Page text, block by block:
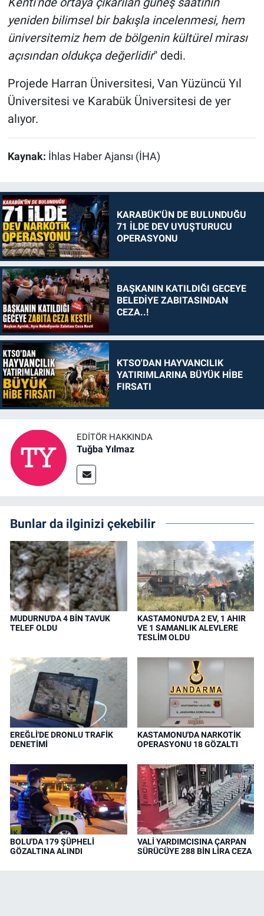
yeniden bilimsel bir bakışla incelenmesi, hem
üniversitemiz hem de bölgenin kültürel mirası
açısından oldukça değerlidir" dedi.
Projede Harran Üniversitesi, Van Yüzüncü Yıl
Üniversitesi ve Karabük Üniversitesi de yer
alıyor.
Kaynak: İhlas Haber Ajansı (İHA)
KARABÜK'ÜN DE BULUNDUĞU
71 İLDE DEV UYUŞTURUCU
OPERASYONU
BAŞKANIN KATILDIĞI GECEYE
BELEDİYE ZABITASINDAN
CEZA..!
KTSO'DAN HAYVANCILIK
YATIRIMLARINA BÜYÜK HİBE
FIRSATI
EDITÖR HAKKINDA
Tuğba Yılmaz
Bunlar da ilginizi çekebilir
MUDURNU'DA 4 BİN TAVUK
TELEF OLDU
KASTAMONU'DA 2 EV, 1 AHIR
VE 1 SAMANLIK ALEVLERE
TESLİM OLDU
EREĞLİ'DE DRONLU TRAFİK
DENETİMİ
KASTAMONU'DA NARKOTİK
OPERASYONU 18 GÖZALTI
BOLU'DA 179 ŞÜPHELİ
GÖZALTINA ALINDI
VALİ YARDIMCISINA ÇARPAN
SÜRÜCÜYE 288 BİN LİRA CEZA